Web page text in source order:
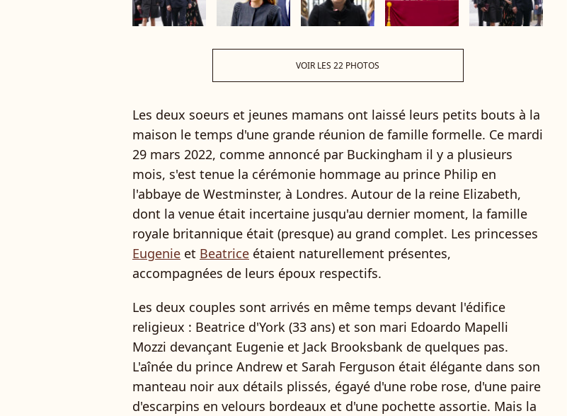
VOIR LES 22 PHOTOS
Les deux soeurs et jeunes mamans ont laissé leurs petits bouts à la
maison le temps d'une grande réunion de famille formelle. Ce mardi
29 mars 2022, comme annoncé par Buckingham il y a plusieurs
mois, s'est tenue la cérémonie hommage au prince Philip en
l'abbaye de Westminster, à Londres. Autour de la reine Elizabeth,
dont la venue était incertaine jusqu'au dernier moment, la famille
royale britannique était (presque) au grand complet. Les princesses
Eugenie et Beatrice étaient naturellement présentes,
accompagnées de leurs époux respectifs.
Les deux couples sont arrivés en même temps devant l'édifice
religieux : Beatrice d'York (33 ans) et son mari Edoardo Mapelli
Mozzi devançant Eugenie et Jack Brooksbank de quelques pas.
L'aînée du prince Andrew et Sarah Ferguson était élégante dans son
manteau noir aux détails plissés, égayé d'une robe rose, d'une paire
d'escarpins en velours bordeaux et d'une pochette assortie. Mais la